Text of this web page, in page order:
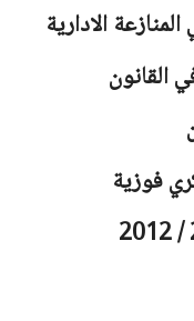
الادارية
القانون
فوزية